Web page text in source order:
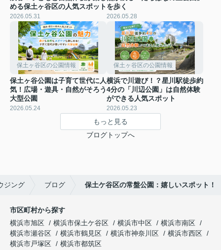
める保土ヶ谷区の人気スポット
2026.05.31
を歩く
2026.05.28
保土ヶ谷区の公園情報
保土ヶ谷公園は子育て世代に人
気！広場・遊具・自然がそろう
大型公園
2026.05.24
保土ヶ谷区の公園情報
横浜で川遊び！？星川駅徒歩約
4分の「川辺公園」は自然体験
ができる人気スポット
2026.05.23
もっと見る
ブログトップへ
ジング ブログ 保土ケ谷区の常盤公園：嬉しいスポット！
市区町村から探す
横浜市旭区
横浜市保土ケ谷区 横浜市中区
横浜市南区
横浜市瀬谷区
横浜市鶴見区 横浜市神奈川区
横浜市西区
横浜市戸塚区
横浜市都筑区